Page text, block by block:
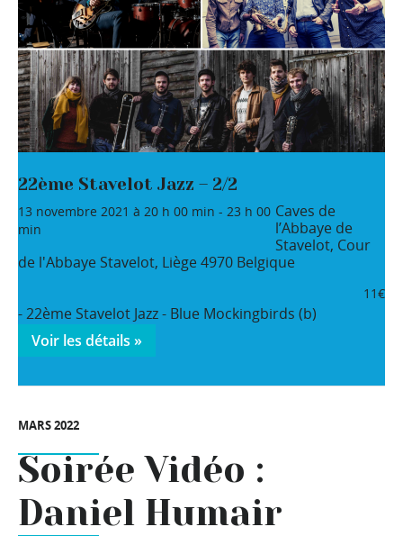
22ème Stavelot Jazz – 2/2
13 novembre 2021 à 20 h 00 min - 23 h 00
min
Caves de
l’Abbaye de
Stavelot, Cour
de l'Abbaye Stavelot, Liège4970 Belgique
11€
- 22ème Stavelot Jazz - Blue Mockingbirds (b)
Voir les détails »
MARS 2022
Soirée Vidéo :
Daniel Humair